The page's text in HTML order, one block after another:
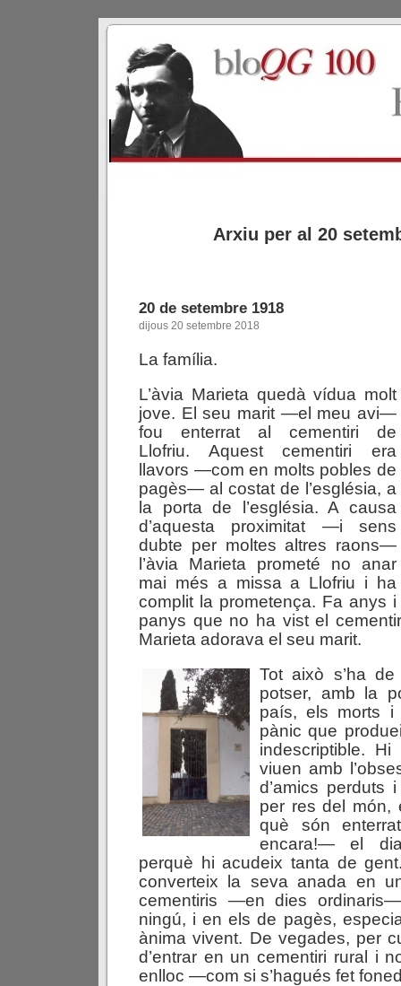
Arxiu per al 20
20 de setembre 1918
dijous 20 setembre 2018
La família.
L’àvia Marieta quedà vídua molt
jove. El seu marit —el meu avi—
fou enterrat al cementiri de
Llofriu. Aquest cementiri era
llavors —com en molts pobles de
pagès— al costat de l’església, a
la porta de l’església. A causa
d’aquesta proximitat —i sens
dubte per moltes altres raons—
l’àvia Marieta prometé no anar
mai més a missa a Llofriu i ha
complit la prometença. Fa anys i
panys que no ha vist el
Marieta adorava el seu marit.
Tot això s’ha
potser, amb la
país, els morts i
pànic que
indescriptible.
viuen amb
d’amics perduts
per res del món,
què són
encara!— el
perquè hi acudeix tanta de
converteix la seva anada en
cementiris —en dies
ningú, i en els de pagès,
ànima vivent. De vegades, per
d’entrar en un cementiri rural i
enlloc —com si s’hagués fet